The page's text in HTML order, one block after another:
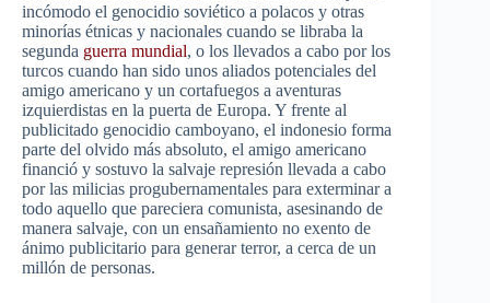
incómodo el genocidio soviético a polacos y otras
minorías étnicas y nacionales cuando se libraba la
segunda guerra mundial, o los llevados a cabo por los
turcos cuando han sido unos aliados potenciales del
amigo americano y un cortafuegos a aventuras
izquierdistas en la puerta de Europa. Y frente al
publicitado genocidio camboyano, el indonesio forma
parte del olvido más absoluto, el amigo americano
financió y sostuvo la salvaje represión llevada a cabo
por las milicias progubernamentales para exterminar a
todo aquello que pareciera comunista, asesinando de
manera salvaje, con un ensañamiento no exento de
ánimo publicitario para generar terror, a cerca de un
millón de personas.